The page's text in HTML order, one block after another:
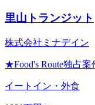
里山トランジット
株式会社ミナデイン
★Food's Route独占
イートイン・外食